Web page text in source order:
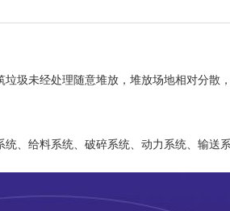
圾未经处理随意堆放，堆放场地相对分散
、给料系统、破碎系统、动力系统、输送